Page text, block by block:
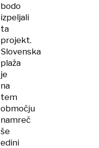
bodo
izpeljali
ta
projekt.
Slovenska
plaža
je
na
tem
območju
namreč
še
edini